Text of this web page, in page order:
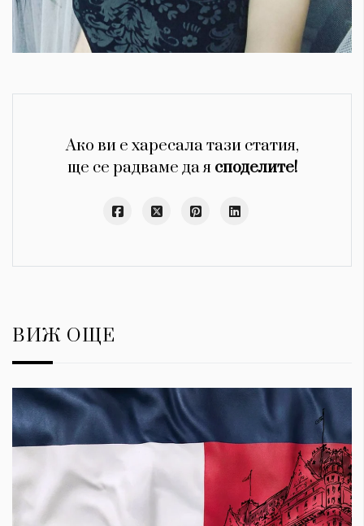
Ако ви е харесала тази статия,
ще се радваме да я споделите!
ВИЖ ОЩЕ